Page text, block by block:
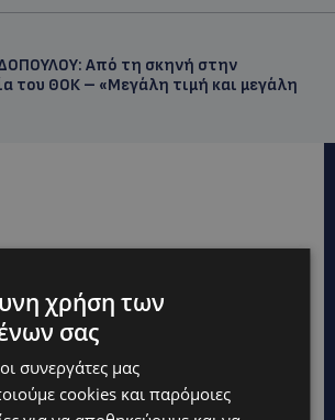
Από τη σκηνή στην
του ΘΟΚ – «Μεγάλη τιμή και μεγάλη
χρήση των
σας
συνεργάτες μας
cookies και παρόμοιες